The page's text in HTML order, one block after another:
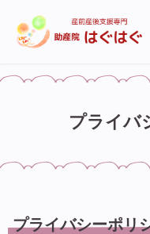
プライバ
プライバシーポリ